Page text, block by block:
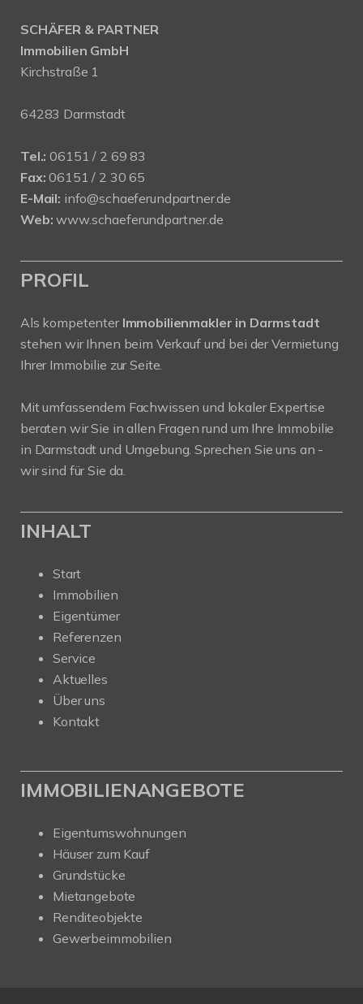
SCHÄFER & PARTNER
Immobilien GmbH
Kirchstraße 1
64283 Darmstadt
Tel.: 06151 / 2 69 83
Fax: 06151 / 2 30 65
E-Mail: info@schaeferundpartner.de
Web: www.schaeferundpartner.de
PROFIL
Als kompetenter Immobilienmakler in Darmstadt
stehen wir Ihnen beim Verkauf und bei der Vermietung
Ihrer Immobilie zur Seite.
Mit umfassendem Fachwissen und lokaler Expertise
beraten wir Sie in allen Fragen rund um Ihre Immobilie
in Darmstadt und Umgebung. Sprechen Sie uns an -
wir sind für Sie da.
INHALT
Start
Immobilien
Eigentümer
Referenzen
Service
Aktuelles
Über uns
Kontakt
IMMOBILIENANGEBOTE
Eigentumswohnungen
Häuser zum Kauf
Grundstücke
Mietangebote
Renditeobjekte
Gewerbeimmobilien